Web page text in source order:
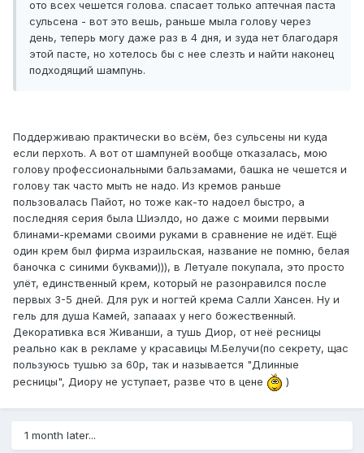
ото всех чешется голова. спасает только аптечная паста
сульсена - вот это вешь, раньше мыла голову через
день, теперь могу даже раз в 4 дня, и зуда нет благодаря
этой пасте, но хотелось бы с нее слезть и найти наконец
подходящий шампунь.
Поддерживаю практически во всём, без сульсены ни куда
если перхоть. А вот от шампуней вообще отказалась, мою
голову профессиональными бальзамами, башка не чешется и
голову так часто мыть не надо. Из кремов раньше
пользовалась Пайот, но тоже как-то надоел быстро, а
последняя серия была Шиэлдо, но даже с моими первыми
блинами-кремами своими руками в сравнение не идёт. Ещё
один крем был фирма израильская, название не помню, белая
баночка с синими буквами))), в Летуале покупала, это просто
улёт, единственный крем, который не разонравился после
первых 3-5 дней. Для рук и ногтей крема Салли Хансен. Ну и
гель для душа Камей, запааах у него божественный.
Декоративка вся Живанши, а тушь Диор, от неё ресницы
реально как в рекламе у красавицы М.Белучи(по секрету, щас
пользуюсь тушью за 60р, так и называется "Длинные
ресницы", Диору не уступает, разве что в цене
)
1 month later...